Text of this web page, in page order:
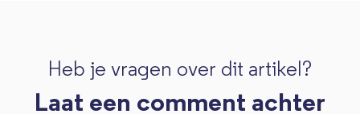
Heb je vragen over dit artikel?
Laat een comment achter